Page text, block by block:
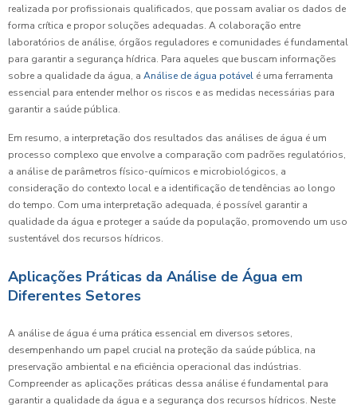
realizada por profissionais qualificados, que possam avaliar os dados de
forma crítica e propor soluções adequadas. A colaboração entre
laboratórios de análise, órgãos reguladores e comunidades é fundamental
para garantir a segurança hídrica. Para aqueles que buscam informações
sobre a qualidade da água, a Análise de água potável é uma ferramenta
essencial para entender melhor os riscos e as medidas necessárias para
garantir a saúde pública.
Em resumo, a interpretação dos resultados das análises de água é um
processo complexo que envolve a comparação com padrões regulatórios,
a análise de parâmetros físico-químicos e microbiológicos, a
consideração do contexto local e a identificação de tendências ao longo
do tempo. Com uma interpretação adequada, é possível garantir a
qualidade da água e proteger a saúde da população, promovendo um uso
sustentável dos recursos hídricos.
Aplicações Práticas da Análise de Água em
Diferentes Setores
A análise de água é uma prática essencial em diversos setores,
desempenhando um papel crucial na proteção da saúde pública, na
preservação ambiental e na eficiência operacional das indústrias.
Compreender as aplicações práticas dessa análise é fundamental para
garantir a qualidade da água e a segurança dos recursos hídricos. Neste